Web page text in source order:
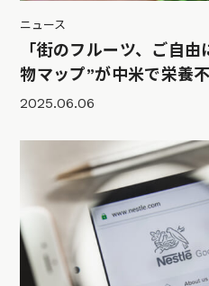
ニュース
「街のフルーツ、ご自
物マップ”が中米で栄養
2025.06.06